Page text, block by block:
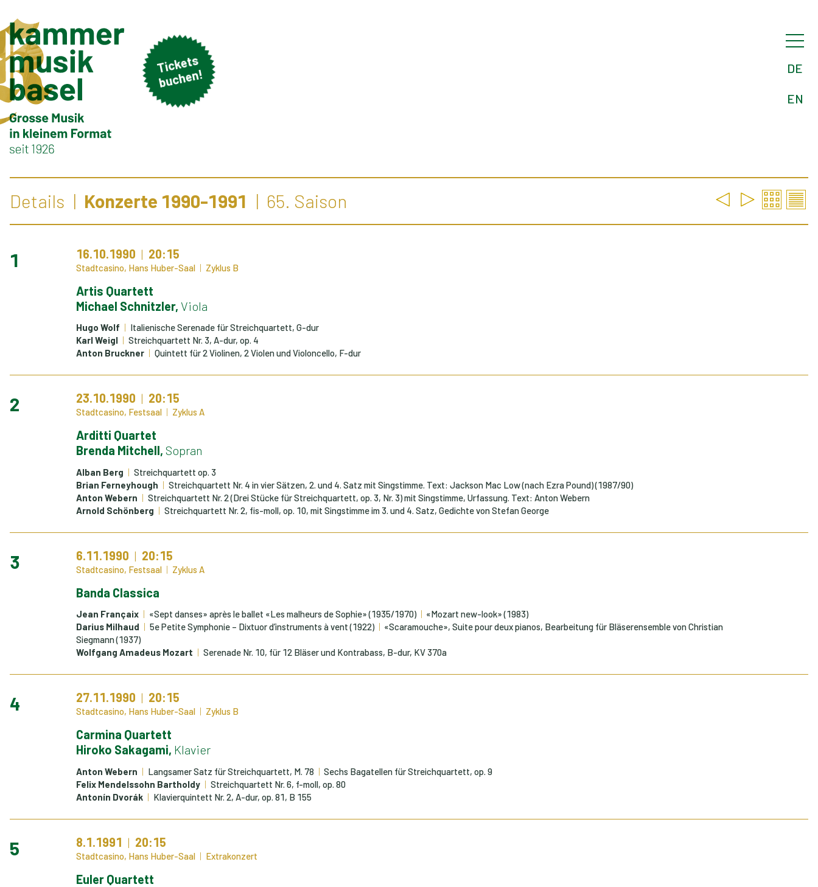
Ti
c
k
et
s
b
u
c
h
e
n! DE
EN
Details Konzerte 1990-1991 65. Saison
1 16.10.1990 20:15
Stadtcasino, Hans Huber-Saal Zyklus B
Artis Quartett
Michael Schnitzler,Viola
Hugo Wolf
Italienische Serenade für Streichquartett, G-dur
Karl Weigl
Streichquartett Nr. 3, A-dur, op. 4
Anton Bruckner
Quintett für 2 Violinen, 2 Violen und Violoncello, F-dur
2 23.10.1990 20:15
Stadtcasino, Festsaal Zyklus A
Arditti Quartet
Brenda Mitchell,Sopran
Alban Berg
Streichquartett op. 3
Brian Ferneyhough
Streichquartett Nr. 4 in vier Sätzen, 2. und 4. Satz mit Singstimme. Text: Jackson Mac Low (nach Ezra Pound) (1987/90)
Anton Webern
Streichquartett Nr. 2 (Drei Stücke für Streichquartett, op. 3, Nr. 3) mit Singstimme, Urfassung. Text: Anton Webern
Arnold Schönberg
Streichquartett Nr. 2, fis-moll, op. 10, mit Singstimme im 3. und 4. Satz, Gedichte von Stefan George
3 6.11.1990 20:15
Stadtcasino, Festsaal Zyklus A
Banda Classica
Jean Françaix «Sept danses» après le ballet «Les malheurs de Sophie» (1935/1970)
«Mozart new-look» (1983)
Darius Milhaud
5e Petite Symphonie – Dixtuor d’instruments à vent (1922)
«Scaramouche», Suite pour deux pianos, Bearbeitung für Bläserensemble von Christian
Siegmann (1937)
Wolfgang Amadeus Mozart
Serenade Nr. 10, für 12 Bläser und Kontrabass, B-dur, KV 370a
4 27.11.1990 20:15
Stadtcasino, Hans Huber-Saal Zyklus B
Carmina Quartett
Hiroko Sakagami, Klavier
Anton Webern Langsamer Satz für Streichquartett, M. 78
Sechs Bagatellen für Streichquartett, op. 9
Felix Mendelssohn Bartholdy
Streichquartett Nr. 6, f-moll, op. 80
Antonín Dvorák
Klavierquintett Nr. 2, A-dur, op. 81, B 155
5 8.1.1991 20:15
Stadtcasino, Hans Huber-Saal Extrakonzert
Euler Quartett